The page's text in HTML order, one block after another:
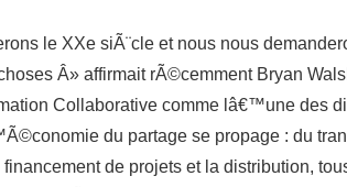
le XXe siÃ¨cle et nous nous
Â» affirmait rÃ©cemment Bryan
Collaborative comme lâ€™une des
du partage se propage : du
de projets et la distribution,